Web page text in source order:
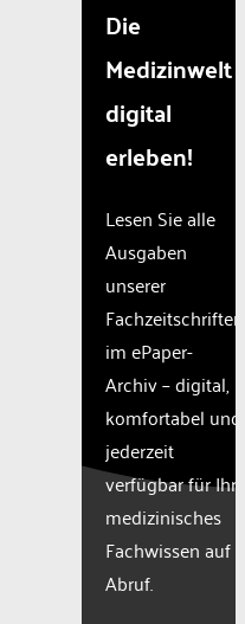
Die
Medizinwelt
digital
erleben!
Lesen Sie alle
Ausgaben
unserer
Fachzeitschriften
im ePaper-
Archiv – digital,
komfortabel und
jederzeit
verfügbar für Ihr
medizinisches
Fachwissen auf
Abruf.